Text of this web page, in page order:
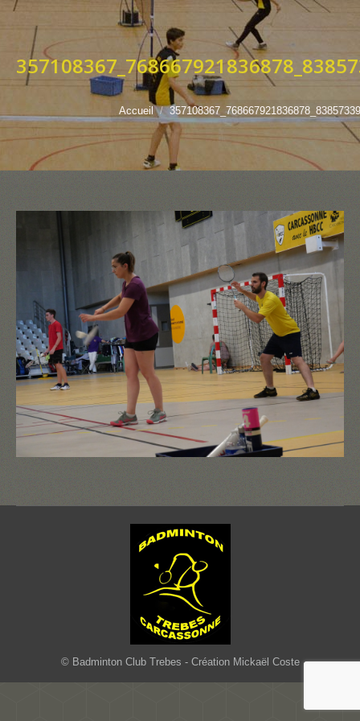
Accueil
© Badminton Club Trebes - Création Mickaël Coste